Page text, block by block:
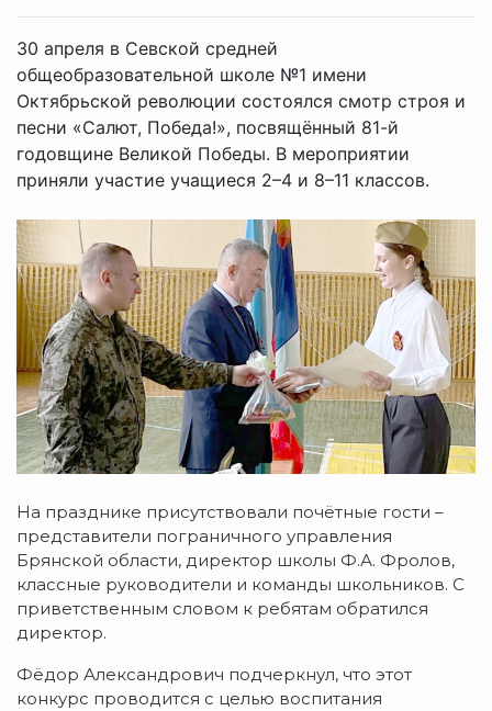
30 апреля в Севской средней
общеобразовательной школе №1 имени
Октябрьской революции состоялся смотр строя и
песни «Салют, Победа!», посвящённый 81-й
годовщине Великой Победы. В мероприятии
приняли участие учащиеся 2–4 и 8–11 классов.
На празднике присутствовали почётные гости –
представители пограничного управления
Брянской области, директор школы Ф.А. Фролов,
классные руководители и команды школьников. С
приветственным словом к ребятам обратился
директор.
Фёдор Александрович подчеркнул, что этот
конкурс проводится с целью воспитания